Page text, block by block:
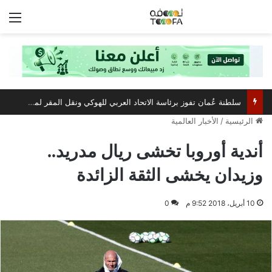
سلطنة عُمان تفوز برئاسة الاتحاد العربي للهوكي ونقل المقر لمسقط
الرئيسية / الأخبار العالمية
أندية أوروبا تخشى ريال مدريد..
وزيدان يخشى الثقة الزائدة
10 أبريل، 2018 9:52 م 0